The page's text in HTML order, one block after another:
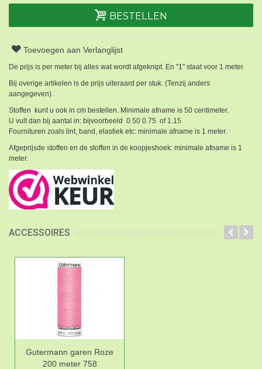
BESTELLEN
Toevoegen aan Verlanglijst
De prijs is per meter bij alles wat wordt afgeknipt. En "1" staat voor 1 meter.
Bij overige artikelen is de prijs uiteraard per stuk. (Tenzij anders
aangegeven).
Stoffen kunt u ook in cm bestellen. Minimale afname is 50 centimeter.
U vult dan bij aantal in: bijvoorbeeld 0.50 0.75 of 1.15
Fournituren zoals lint, band, elastiek etc: minimale afname is 1 meter.
Afgeprijsde stoffen en de stoffen in de koopjeshoek: minimale afname is 1
meter.
ACCESSOIRES
Gutermann garen Roze
200 meter 758